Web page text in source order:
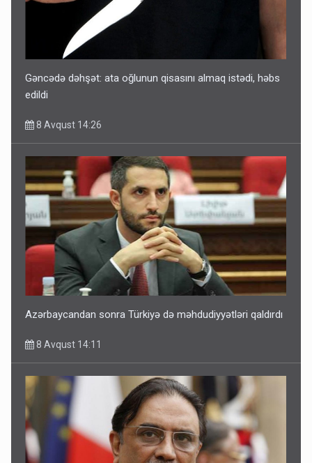
Gəncədə dəhşət: ata oğlunun qisasını almaq istədi, həbs
edildi
8 Avqust 14:26
Azərbaycandan sonra Türkiyə də məhdudiyyətləri qaldırdı
8 Avqust 14:11